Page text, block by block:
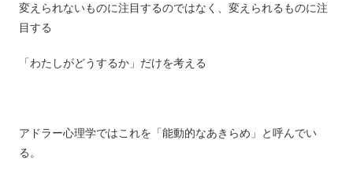
変えられないものに注目するのではなく、変えられるものに注
目する
「わたしがどうするか」だけを考える
アドラー心理学ではこれを「能動的なあきらめ」と呼んでい
る。